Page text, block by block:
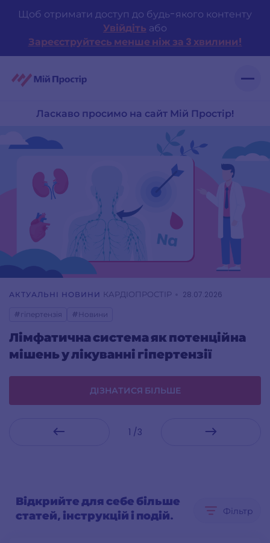
Щоб отримати доступ до будь-якого контенту
Увійдіть або
Зареєструйтесь менше ніж за 3 хвилини!
Ласкаво просимо на сайт Мій Простір!
АКТУАЛЬНІ НОВИНИ КАРДІОПРОСТІР
28.07.2026
#гіпертензія
#Новини
Лімфатична система як потенційна
мішень у лікуванні гіпертензії
ДІЗНАТИСЯ БІЛЬШЕ
1 /3
Відкрийте для себе більше
статей, інструкцій і подій.
Фільтр